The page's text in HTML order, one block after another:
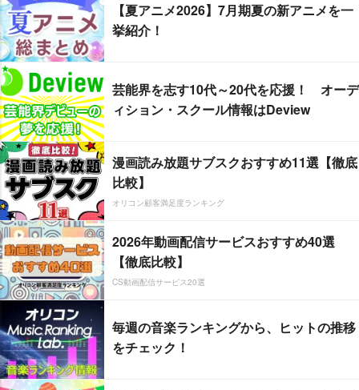
【夏アニメ2026】7月期夏の新アニメを一
挙紹介！
芸能界を志す10代～20代を応援！ オーデ
ィション・スクール情報はDeview
漫画読み放題サブスクおすすめ11選【徹底
比較】
オリコン顧客満足度ランキング
2026年動画配信サービスおすすめ40選
【徹底比較】
CS動画配信サービス20選
毎週の音楽ランキングから、ヒットの推移
をチェック！